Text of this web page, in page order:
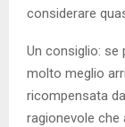
considerare
Un consiglio: se
molto meglio
ricompensata
ragionevole che